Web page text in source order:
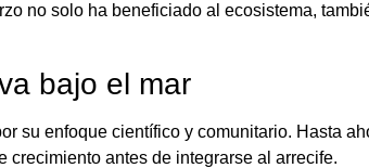
no solo ha beneficiado al ecosistema,
bajo el mar
su enfoque científico y comunitario. Hasta
crecimiento antes de integrarse al arrecife.